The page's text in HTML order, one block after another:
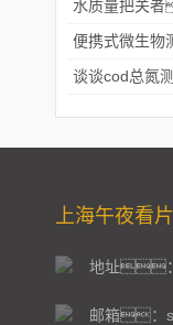
上海午夜看
地址：
邮箱：